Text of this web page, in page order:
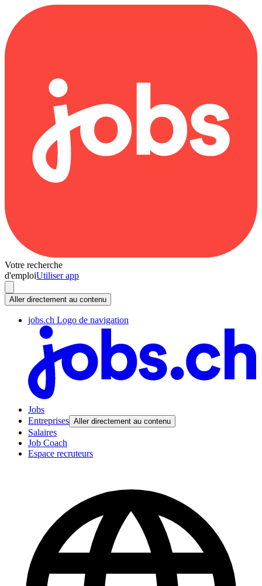
Votre recherche
d'emploiUtiliser app
Aller directement au contenu
jobs.ch Logo de navigation
Jobs
Entreprises Aller directement au contenu
Salaires
Job Coach
Espace recruteurs